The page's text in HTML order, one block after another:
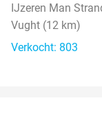
IJzeren Man
Vught (12 km)
Verkocht: 803